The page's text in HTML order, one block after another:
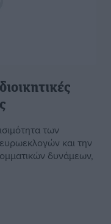
των
και την
δυνάμεων,